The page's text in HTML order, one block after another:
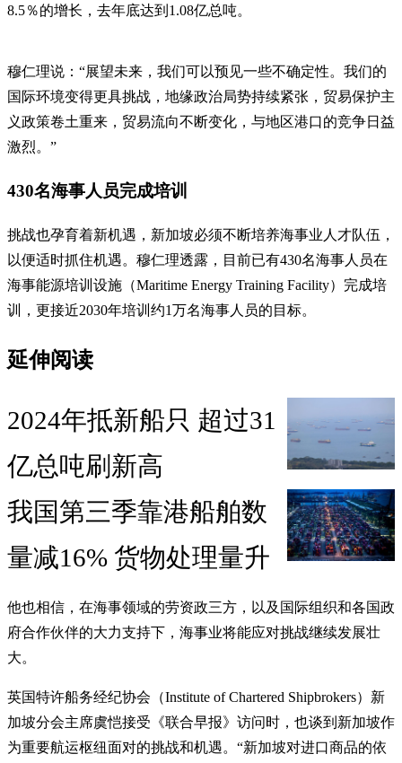
8.5％的增长，去年底达到1.08亿总吨。
穆仁理说：“展望未来，我们可以预见一些不确定性。我们的
国际环境变得更具挑战，地缘政治局势持续紧张，贸易保护主
义政策卷土重来，贸易流向不断变化，与地区港口的竞争日益
激烈。”
430名海事人员完成培训
挑战也孕育着新机遇，新加坡必须不断培养海事业人才队伍，
以便适时抓住机遇。穆仁理透露，目前已有430名海事人员在
海事能源培训设施（Maritime Energy Training Facility）完成培
训，更接近2030年培训约1万名海事人员的目标。
延伸阅读
2024年抵新船只 超过31
亿总吨刷新高
我国第三季靠港船舶数
量减16% 货物处理量升
他也相信，在海事领域的劳资政三方，以及国际组织和各国政
府合作伙伴的大力支持下，海事业将能应对挑战继续发展壮
大。
英国特许船务经纪协会（Institute of Chartered Shipbrokers）新
加坡分会主席虞恺接受《联合早报》访问时，也谈到新加坡作
为重要航运枢纽面对的挑战和机遇。“新加坡对进口商品的依